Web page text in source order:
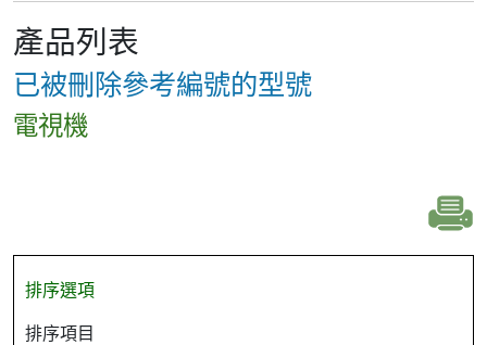
產品列表
已被刪除參考編號的型號
電視機
排序選項
排序項目